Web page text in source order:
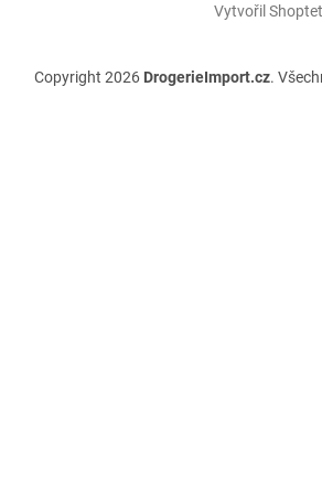
Vytvořil Shoptet
Copyright 2026 DrogerieImport.cz.